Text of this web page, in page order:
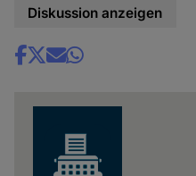
Diskussion anzeigen
Share